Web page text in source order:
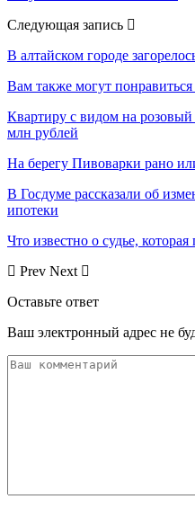
Следующая запись
В алтайском городе
Вам также могут понравиться
Квартиру с видом на розовый
млн рублей
На берегу Пивоварки рано
В Госдуме рассказали об
ипотеки
Что известно о судье,
Prev Next
Оставьте ответ
Ваш электронный адрес не